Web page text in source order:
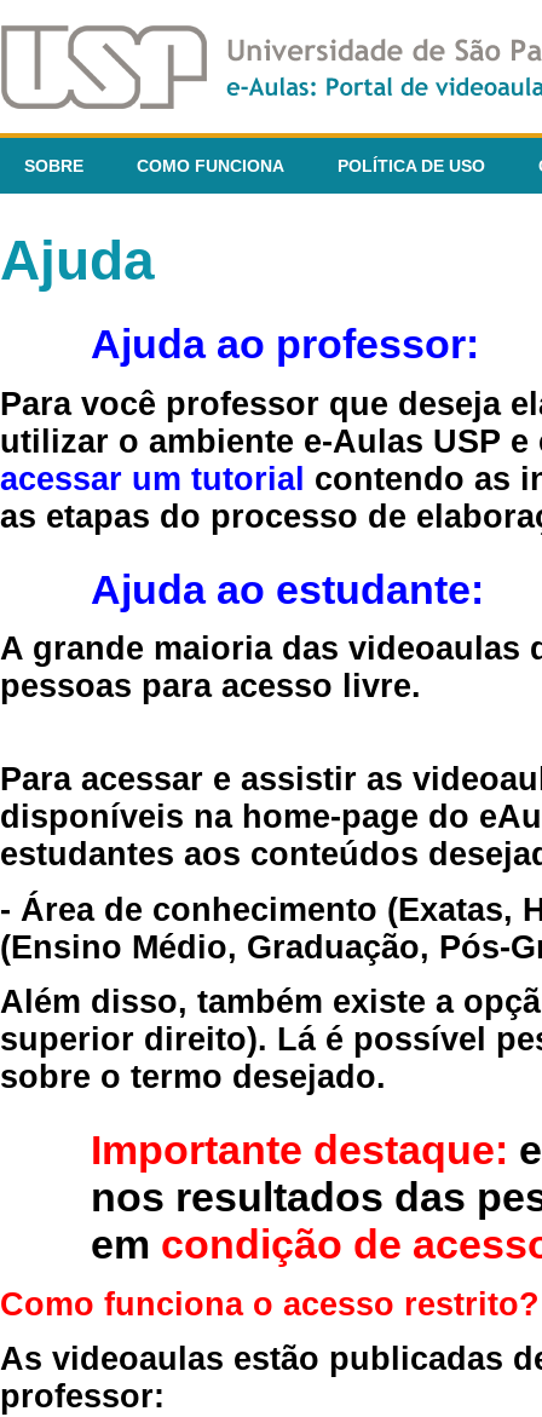
SOBRE COMO FUNCIONA POLÍTICA DE USO
Ajuda
Ajuda ao professor:
Para você professor que deseja
utilizar o ambiente e-Aulas USP
acessar um tutorial contendo as
as etapas do processo de
Ajuda ao estudante:
A grande maioria das videoaulas
pessoas para acesso livre.
Para acessar e assistir as
disponíveis na home-page do
estudantes aos conteúdos
- Área de conhecimento (Exatas,
(Ensino Médio, Graduação, Pós-
Além disso, também existe a
superior direito). Lá é possível
sobre o termo desejado.
Importante destaque:
nos resultados das
em condição de
Como funciona o acesso restrito?
As videoaulas estão publicadas
professor: